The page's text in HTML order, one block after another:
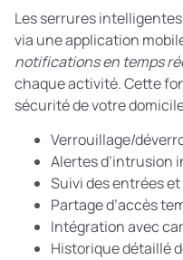
Les serrures
via une application
notifications en temps
chaque activité. Cette
sécurité de votre
Verrouillage/
Alertes d’intrusion
Suivi des entrées
Partage d’accès
Intégration avec
Historique détaillé